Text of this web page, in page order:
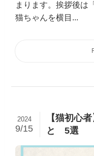
まります。挨拶後は
猫ちゃんを横目...
【猫初心
と 5選
2024
9/15